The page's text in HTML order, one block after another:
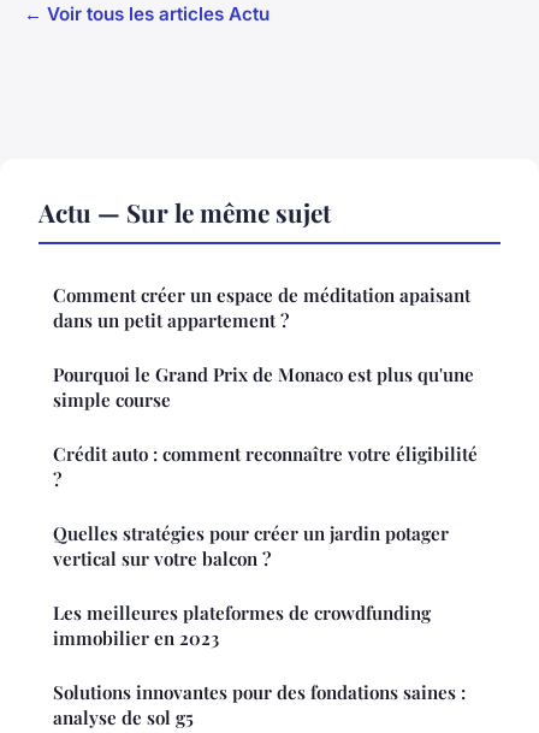
← Voir tous les articles Actu
Actu — Sur le même sujet
Comment créer un espace de méditation apaisant
dans un petit appartement ?
Pourquoi le Grand Prix de Monaco est plus qu'une
simple course
Crédit auto : comment reconnaître votre éligibilité
?
Quelles stratégies pour créer un jardin potager
vertical sur votre balcon ?
Les meilleures plateformes de crowdfunding
immobilier en 2023
Solutions innovantes pour des fondations saines :
analyse de sol g5